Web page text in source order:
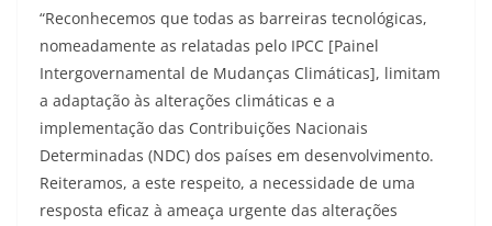
“Reconhecemos que todas as barreiras tecnológicas,
nomeadamente as relatadas pelo IPCC [Painel
Intergovernamental de Mudanças Climáticas], limitam
a adaptação às alterações climáticas e a
implementação das Contribuições Nacionais
Determinadas (NDC) dos países em desenvolvimento.
Reiteramos, a este respeito, a necessidade de uma
resposta eficaz à ameaça urgente das alterações